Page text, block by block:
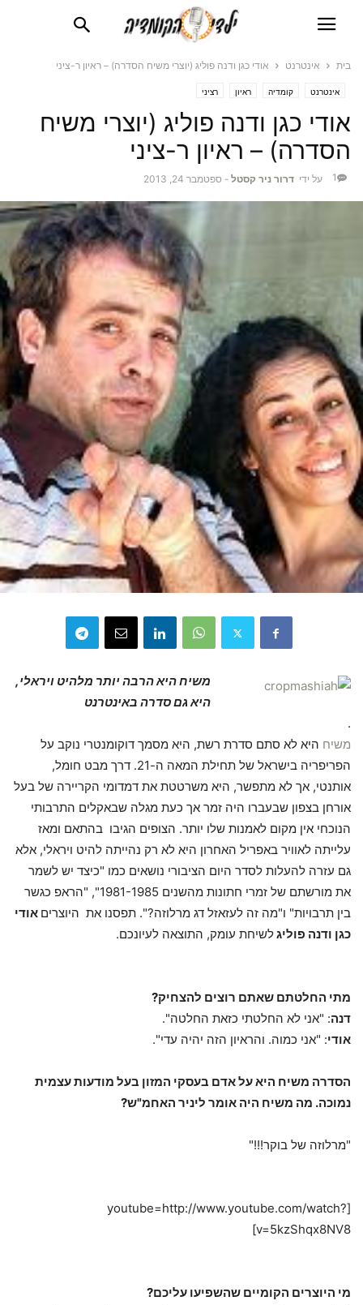
בית אינטרנט אודי כגן ודנה פוליג (יוצרי משיח הסדרה) – ראיון ר-ציני
אינטרנט קומדיה ראיון רציני
אודי כגן ודנה פוליג (יוצרי משיח
הסדרה) – ראיון ר-ציני
על ידי דרור ניר קסטל - ספטמבר 24, 2013 1
משיח היא הרבה יותר מלהיט ויראלי,
היא גם סדרה באינטרנט
.
משיח היא לא סתם סדרת רשת, היא מסמך דוקומנטרי נוקב על
הפריפריה בישראל של תחילת המאה ה-21. דרך מבט חומל,
אותנטי, אך לא מתפשר, היא משרטטת את דמדומי הקריירה של בעל
אורחן בצפון שבעברו היה זמר אך כעת מגלה שבאקלים התרבותי
הנוכחי אין מקום לאמנות שלו יותר. הצופים הגיבו בהתאם ומאז
עלייתה לאוויר באפריל האחרון היא לא רק נהייתה להיט ויראלי, אלא
גם עזרה להעלות לסדר היום הציבורי נושאים כמו "כיצד יש לשמר
את מורשתם של זמרי חתונות מהשנים 1981-1985", "הראפ כגשר
בין תרבויות" ו"מה זה לעזאזל דג מרלוזה?". תפסנו את היוצרים אודי
כגן ודנה פוליגלשיחת עומק, התוצאה לעיונכם.
מתי החלטתם שאתם רוצים להצחיק?
דנה: "אני לא החלטתי כזאת החלטה".
אודי: "אני כמוה. והראיון הזה יהיה עדי".
הסדרה משיח היא על אדם בעסקי המזון בעל מודעות עצמית
נמוכה. מה משיח היה אומר ליניר האחמ"ש?
"מרלוזה של בוקר!!!"
[youtube=http://www.youtube.com/watch?
v=5kzShqx8NV8]
מי היוצרים הקומיים שהשפיעו עליכם?